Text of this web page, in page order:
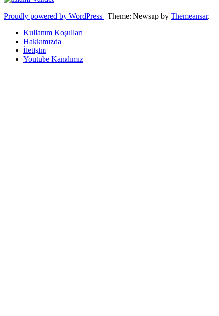
Proudly powered by WordPress | Theme: Newsup by Themeansar.
Kullanım Koşulları
Hakkımızda
İletişim
Youtube Kanalımız